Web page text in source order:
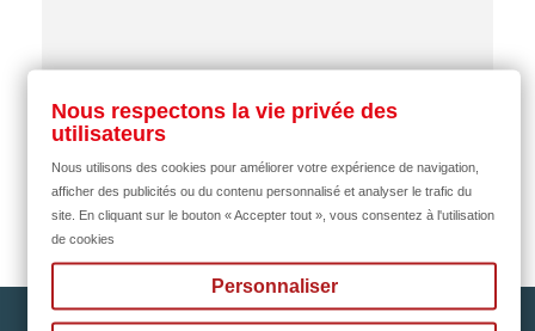
il y a 2 mois
Nous respectons la vie privée des
utilisateurs
Nous utilisons des cookies pour améliorer votre expérience de navigation,
afficher des publicités ou du contenu personnalisé et analyser le trafic du
site. En cliquant sur le bouton « Accepter tout », vous consentez à l'utilisation
de cookies
Personnaliser